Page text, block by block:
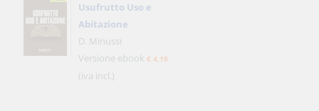
Usufrutto Uso e
Abitazione
D. Minussi
Versione ebook € 4,19
(iva incl.)